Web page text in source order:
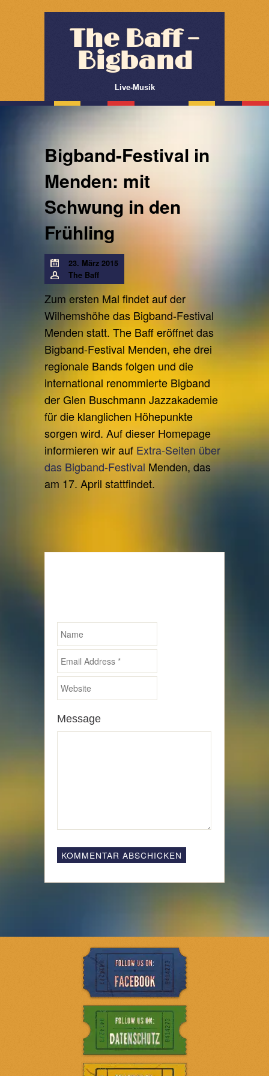
The Baff –
Bigband
Live-Musik
Bigband-Festival in
Menden: mit
Schwung in den
Frühling
23. März 2015
The Baff
Zum ersten Mal findet auf der
Wilhemshöhe das Bigband-Festival
Menden statt. The Baff eröffnet das
Bigband-Festival Menden, ehe drei
regionale Bands folgen und die
international renommierte Bigband
der Glen Buschmann Jazzakademie
für die klanglichen Höhepunkte
sorgen wird. Auf dieser Homepage
informieren wir auf Extra-Seiten über
das Bigband-Festival Menden, das
am 17. April stattfindet.
Message